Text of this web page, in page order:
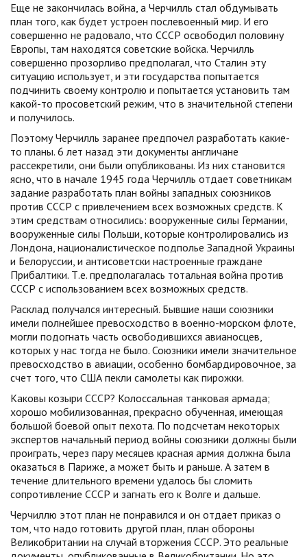
Еще не закончилась война, а Черчилль стал обдумывать
план того, как будет устроен послевоенный мир. И его
совершенно не радовало, что СССР освободил половину
Европы, там находятся советские войска. Черчилль
совершенно прозорливо предполагал, что Сталин эту
ситуацию использует, и эти государства попытается
подчинить своему контролю и попытается установить там
какой-то просоветский режим, что в значительной степени
и получилось.
Поэтому Черчилль заранее предпочел разработать какие-
то планы. 6 лет назад эти документы англичане
рассекретили, они были опубликованы. Из них становится
ясно, что в начале 1945 года Черчилль отдает советникам
задание разработать план войны западных союзников
против СССР с привлечением всех возможных средств. К
этим средствам относились: вооруженные силы Германии,
вооруженные силы Польши, которые контролировались из
Лондона, националистическое подполье Западной Украины
и Белоруссии, и антисоветски настроенные граждане
Прибалтики. Т.е. предполагалась тотальная война против
СССР с использованием всех возможных средств.
Расклад получался интересный. Бывшие наши союзники
имели полнейшее превосходство в военно-морском флоте,
могли подогнать часть освободившихся авианосцев,
которых у нас тогда не было. Союзники имели значительное
превосходство в авиации, особенно бомбардировочное, за
счет того, что США пекли самолеты как пирожки.
Каковы козыри СССР? Колоссальная танковая армада;
хорошо мобилизованная, прекрасно обученная, имеющая
большой боевой опыт пехота. По подсчетам некоторых
экспертов начальный период войны союзники должны были
проиграть, через пару месяцев красная армия должна была
оказаться в Париже, а может быть и раньше. А затем в
течение длительного времени удалось бы сломить
сопротивление СССР и загнать его к Волге и дальше.
Черчиллю этот план не понравился и он отдает приказ о
том, что надо готовить другой план, план обороны
Великобритании на случай вторжения СССР. Это реальные